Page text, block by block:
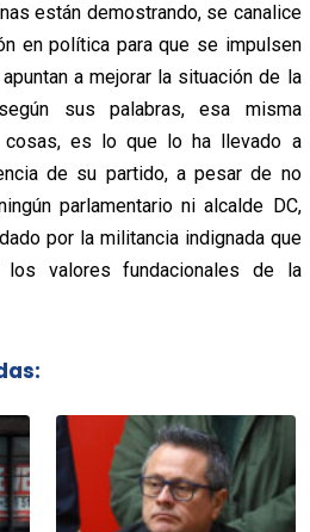
están demostrando, se canalice
en política para que se impulsen
a mejorar la situación de la
sus palabras, esa misma
cosas, es lo que lo ha llevado a
de su partido, a pesar de no
parlamentario ni alcalde DC,
por la militancia indignada que
los valores fundacionales de la